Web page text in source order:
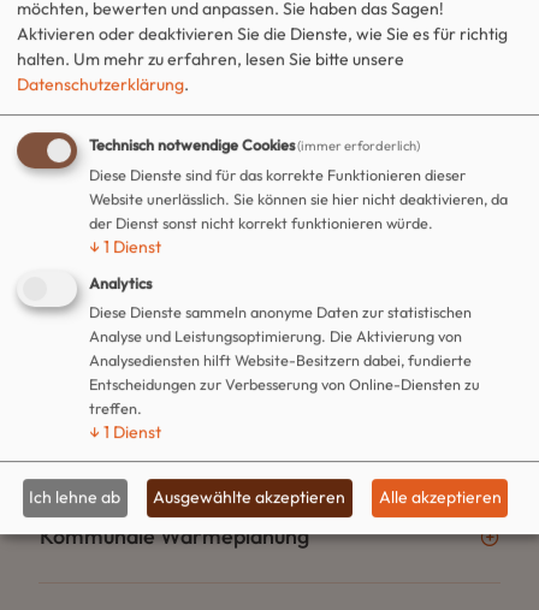
Ihre weiteren Fragen beantwortet Ihnen der Bereich
Sachgebiet Bäume gern unter der Tel. 03476 801-203
Genehmigungsverfahren
Grundstücksauskünfte
Hausnummernvergabe
Kommunale Wärmeplanung
möchten, bewerten und anpassen. Sie haben das Sagen!
Aktivieren oder deaktivieren Sie die Dienste, wie Sie es für richtig
halten. Um mehr zu erfahren, lesen Sie bitte unsere
Datenschutzerklärung.
Technisch notwendige Cookies(immer erforderlich)
Diese Dienste sind für das korrekte Funktionieren dieser
Website unerlässlich. Sie können sie hier nicht deaktivieren, da
der Dienst sonst nicht korrekt funktionieren würde.
↓1 Dienst
Analytics
Diese Dienste sammeln anonyme Daten zur statistischen
Analyse und Leistungsoptimierung. Die Aktivierung von
Analysediensten hilft Website-Besitzern dabei, fundierte
Entscheidungen zur Verbesserung von Online-Diensten zu
treffen.
↓1 Dienst
Ich lehne ab Ausgewählte akzeptieren Alle akzeptieren